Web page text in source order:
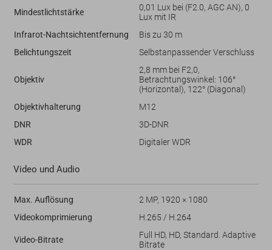
Mindestlichtstärke
0,01 Lux bei (F2.0, AGC AN), 0
Lux mit IR
Infrarot-Nachtsichtentfernung
Bis zu 30 m
Belichtungszeit
Selbstanpassender Verschluss
Objektiv
2,8 mm bei F2,0,
Betrachtungswinkel: 106°
(Horizontal), 122° (Diagonal)
Objektivhalterung
M12
DNR
3D-DNR
WDR
Digitaler WDR
Video und Audio
Max. Auflösung
2 MP, 1920 × 1080
Videokomprimierung
H.265 / H.264
Video-Bitrate
Full HD, HD, Standard. Adaptive
Bitrate